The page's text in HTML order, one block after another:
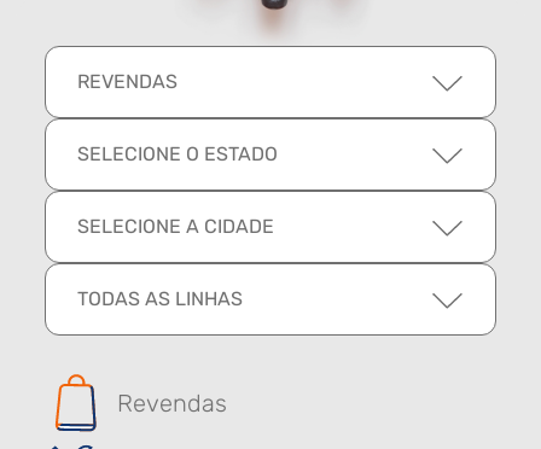
REVENDAS
SELECIONE O ESTADO
SELECIONE A CIDADE
TODAS AS LINHAS
Revendas